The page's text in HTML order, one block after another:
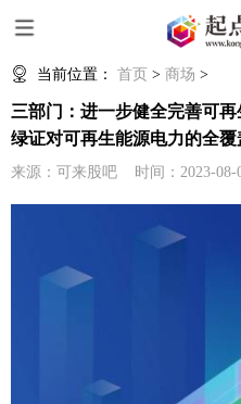
当前位置： 首页 > 商场 >
三部门：进一步健全完善可
绿证对可再生能源电力的全覆
来源：可来股吧 时间：2023-08-